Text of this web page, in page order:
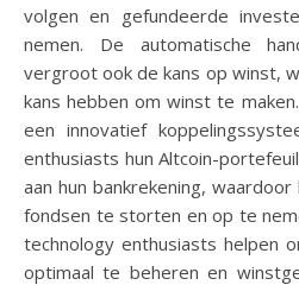
volgen en gefundeerde
nemen. De automatische
vergroot ook de kans op winst,
kans hebben om winst te
een innovatief
enthusiasts hun Altcoin-
aan hun bankrekening,
fondsen te storten en op te
technology enthusiasts helpen
optimaal te beheren en